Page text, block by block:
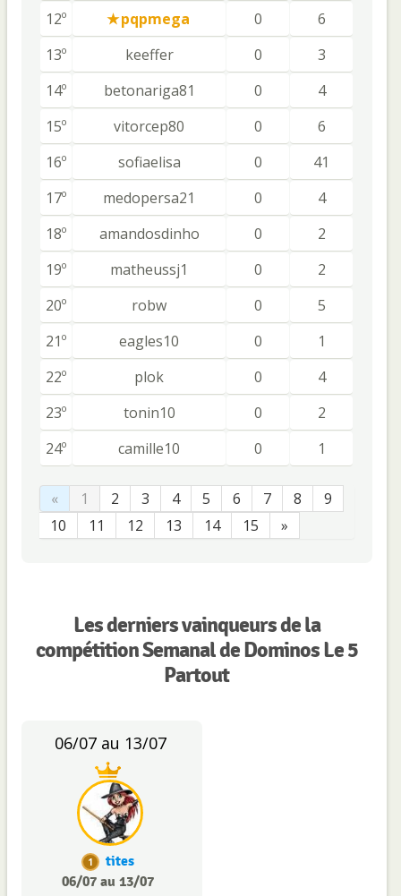
12º
pqpmega 0
6
13º
keeffer 0
3
14º
betonariga81 0
4
15º
vitorcep80 0
6
16º
sofiaelisa 0
41
17º
medopersa21 0
4
18º
amandosdinho 0
2
19º
matheussj1 0
2
20º
robw 0
5
21º
eagles10 0
1
22º
plok 0
4
23º
tonin10 0
2
24º
camille10 0 1
« 1 2 3 4 5 6 7 8
9
10
11 12 13 14 15 »
Les derniers vainqueurs de la
compétition Semanal de Dominos Le 5
Partout
06/07 au 13/07
1
tites
06/07 au 13/07